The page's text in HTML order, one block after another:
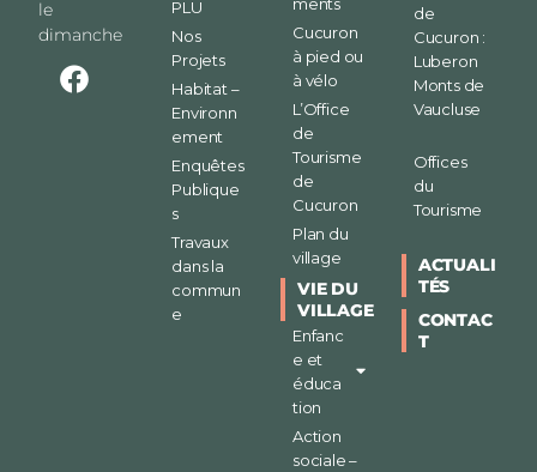
le
dimanche
PLU
Nos
Projets
Habitat –
Environn
ement
Enquêtes
Publique
s
Travaux
dans la
commun
e
ments
Cucuron
à pied ou
à vélo
L’Office
de
Tourisme
de
Cucuron
Plan du
village
VIE DU
VILLAGE
Enfanc
e et
éduca
tion
Action
sociale –
de
Cucuron :
Luberon
Monts de
Vaucluse
Offices
du
Tourisme
ACTUALI
TÉS
CONTAC
T